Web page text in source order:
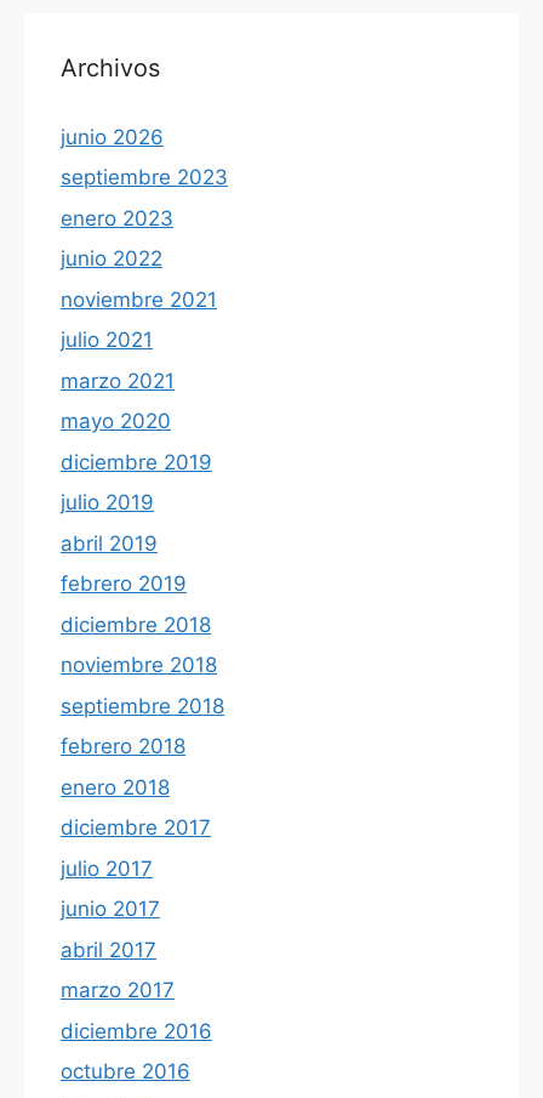
Archivos
junio 2026
septiembre 2023
enero 2023
junio 2022
noviembre 2021
julio 2021
marzo 2021
mayo 2020
diciembre 2019
julio 2019
abril 2019
febrero 2019
diciembre 2018
noviembre 2018
septiembre 2018
febrero 2018
enero 2018
diciembre 2017
julio 2017
junio 2017
abril 2017
marzo 2017
diciembre 2016
octubre 2016